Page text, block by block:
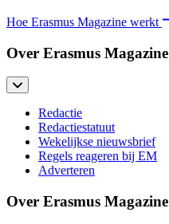
Hoe Erasmus Magazine werkt
Over Erasmus Magazine
Redactie
Redactiestatuut
Wekelijkse nieuwsbrief
Regels reageren bij EM
Adverteren
Over Erasmus Magazine